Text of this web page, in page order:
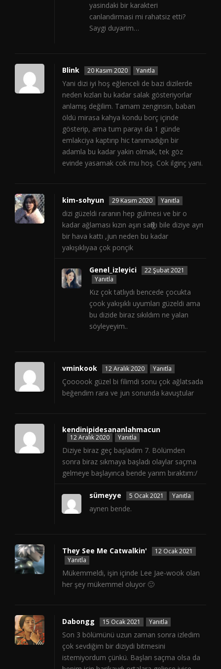
yasindaki bir karakteri
canlandirmasi mi rahatsiz etti?
Saygi duyarim…
Blink 20 Kasım 2020 Yanıtla
Yani dizi iyi hoş eğlenceli de bazi dizilerde
neden kızları bu kadar salak gösteriyorlar
anlamış değilim. Tamam zenginsin, baban
öldü mirasa kahya kondu borç içinde
gösterip, ama tum parayı da 1 günde
emlakciya kaptırıp hic tanımadığın bir
adamla bu kadar yakin olmak, tek göz
evinde yasamak cok mu hoş. Cok ilginç yani.
kim-sohyun 29 Kasım 2020 Yanıtla
dizi güzeldi raranın hep gülmesi ve bir o
kadar ağlaması kızın aşırı saflığı bile diziye ayrı
bir hava kattı ,jun neden bu kadar
yakışıklıyaa çok ponçik
Genel_izleyici
22 Şubat 2021
Yanıtla
Kız çok tatlıydı bencede çocukta
çook yakışıklı uyumları güzeldi ama
bu dizide biraz sıkıldım ne yalan
söyleyeyim..
vminkook 12 Aralık 2020 Yanıtla
Çoooook güzel bi filimdi sonu çok ağlatsada
beğendim rara ve jun sonunda kavuştular
kendinipidesananlahmacun
12 Aralık 2020 Yanıtla
Diziye biraz geç başladım 7. Bölümden
sonra biraz sıkmaya başladı olaylar saçma
gelmeye başlayınca bende yarım bıraktım:/
sümeyye 5 Ocak 2021 Yanıtla
aynen bende.
They See Me Catwalkin'
12 Ocak 2021
Yanıtla
Mükemmeldi, işin içinde Lee Jae-wook olan
her şey mükemmel oluyor 🙂
Dabongg 15 Ocak 2021 Yanıtla
Son 3 bölümünü uzun zaman sonra izledim
çok sevdiğim bir diziydi bitmesini
istemiyordum çünkü. Başları saçma olsa da